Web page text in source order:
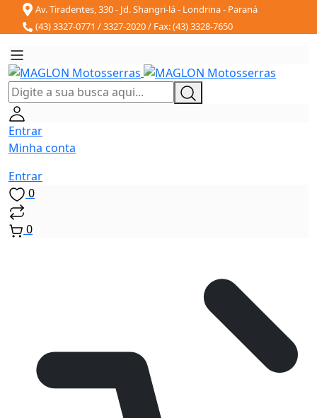
Av. Tiradentes, 330 - Jd. Shangri-lá - Londrina - Paraná
(43) 3327-0771 / 3327-2020 / Fax: (43) 3328-7650
Entrar
Minha conta
Entrar
0
0